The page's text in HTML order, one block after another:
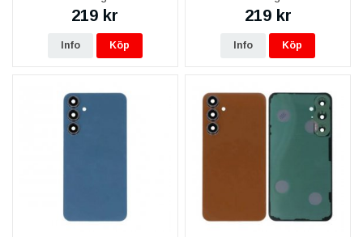
219 kr
Info Köp
219 kr
Info Köp